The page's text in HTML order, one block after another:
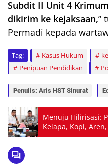
Subdit II Unit 4
dikirim ke kejaksaan,”
Permadi kepada
Tag: Kasus Hukum
Penipuan Pendidikan
Penulis: Aris HST Sinurat
Menuju Hilirisasi:
Kelapa, Kopi,
Komoditas Prioritas